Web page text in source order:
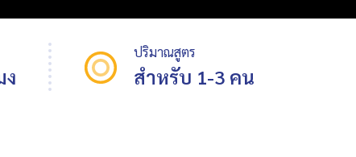
ง
ปริมาณสูตร
สำหรับ 1-3 คน